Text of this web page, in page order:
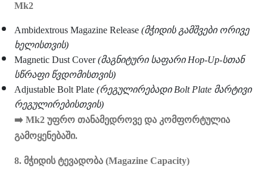
Mk2
Ambidextrous Magazine Release (მჭიდის გამშვები ორივე
ხელისთვის)
Magnetic Dust Cover(მაგნიტური საფარი Hop-Up-სთან
სწრაფი წვდომისთვის)
Adjustable Bolt Plate (რეგულირებადი Bolt Plate მარტივი
რეგულირებისთვის)
➡ ️ Mk2 უფრო თანამედროვე და კომფორტულია
გამოყენებაში.
8. მჭიდის ტევადობა (Magazine Capacity)